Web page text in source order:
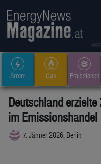
Strom Gas Emissionen
Deutschland
im Emissionshandel
7. Jänner 2026, Berlin